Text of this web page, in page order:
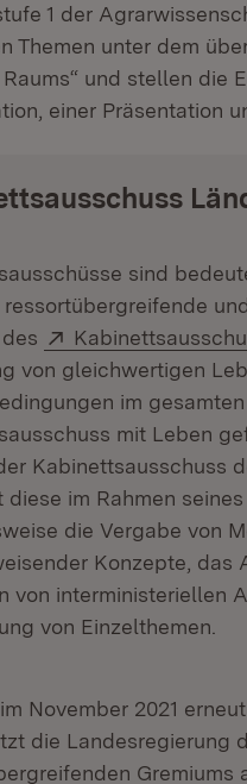
1 der
Themen unter dem
und stellen die
einer Präsentation
sind
ressortübergreifende
Extern:
von gleichwertigen
im
mit Leben
Kabinettsausschuss
diese im Rahmen
die Vergabe von
Konzepte, das
von interministeriellen
von Einzelthemen.
November 2021
die Landesregierung
Gremiums